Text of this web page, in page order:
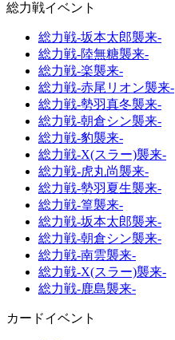
総力戦イベント
総力戦-坂本太郎襲来-
総力戦-陸無糖襲来-
総力戦-楽襲来-
総力戦-赤尾リオン襲来-
総力戦-勢羽真冬襲来-
総力戦-朝倉シン襲来-
総力戦-豹襲来-
総力戦-X(スラー)襲来-
総力戦-虎丸尚襲来-
総力戦-勢羽夏生襲来-
総力戦-篁襲来-
総力戦-坂本太郎襲来-
総力戦-朝倉シン襲来-
総力戦-南雲襲来-
総力戦-X(スラー)襲来-
総力戦-鹿島襲来-
カードイベント